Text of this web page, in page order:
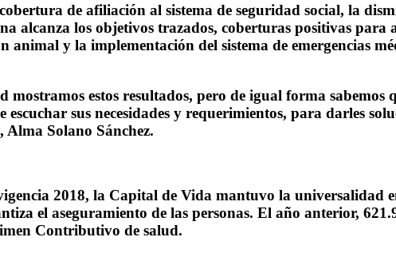
de afiliación al sistema de seguridad social, la
alcanza los objetivos trazados, coberturas positivas para
animal y la implementación del sistema de emergencias
mostramos estos resultados, pero de igual forma
sus necesidades y requerimientos, para darles
Solano Sánchez.
2018, la Capital de Vida mantuvo la universalidad
el aseguramiento de las personas. El año anterior,
Contributivo de salud.